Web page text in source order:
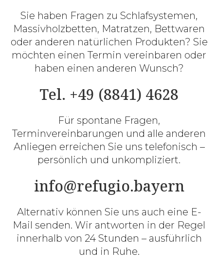
Sie haben Fragen zu Schlafsystemen,
Massivholzbetten, Matratzen, Bettwaren
oder anderen natürlichen Produkten? Sie
möchten einen Termin vereinbaren oder
haben einen anderen Wunsch?
Tel. +49 (8841) 4628
Für spontane Fragen,
Terminvereinbarungen und alle anderen
Anliegen erreichen Sie uns telefonisch –
persönlich und unkompliziert.
info@refugio.bayern
Alternativ können Sie uns auch eine E-
Mail senden. Wir antworten in der Regel
innerhalb von 24 Stunden – ausführlich
und in Ruhe.